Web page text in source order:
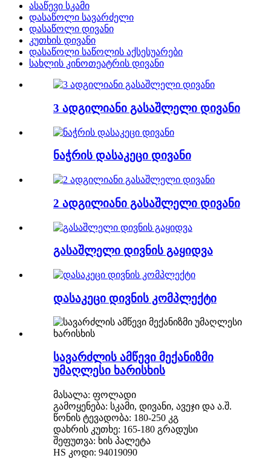
ასაწევი სკამი
დასაწოლი სავარძელი
დასაწოლი დივანი
კუთხის დივანი
დასაწოლი საწოლის აქსესუარები
სახლის კინოთეატრის დივანი
3 ადგილიანი გასაშლელი დივანი
ნაჭრის დასაკეცი დივანი
2 ადგილიანი გასაშლელი დივანი
გასაშლელი დივნის გაყიდვა
დასაკეცი დივნის კომპლექტი
სავარძლის ამწევი მექანიზმი
უმაღლესი ხარისხის
მასალა: ფოლადი
გამოყენება: სკამი, დივანი, ავეჯი და ა.შ.
წონის ტევადობა: 180-250 კგ
დახრის კუთხე: 165-180 გრადუსი
შეფუთვა: ხის პალეტა
HS კოდი: 94019090